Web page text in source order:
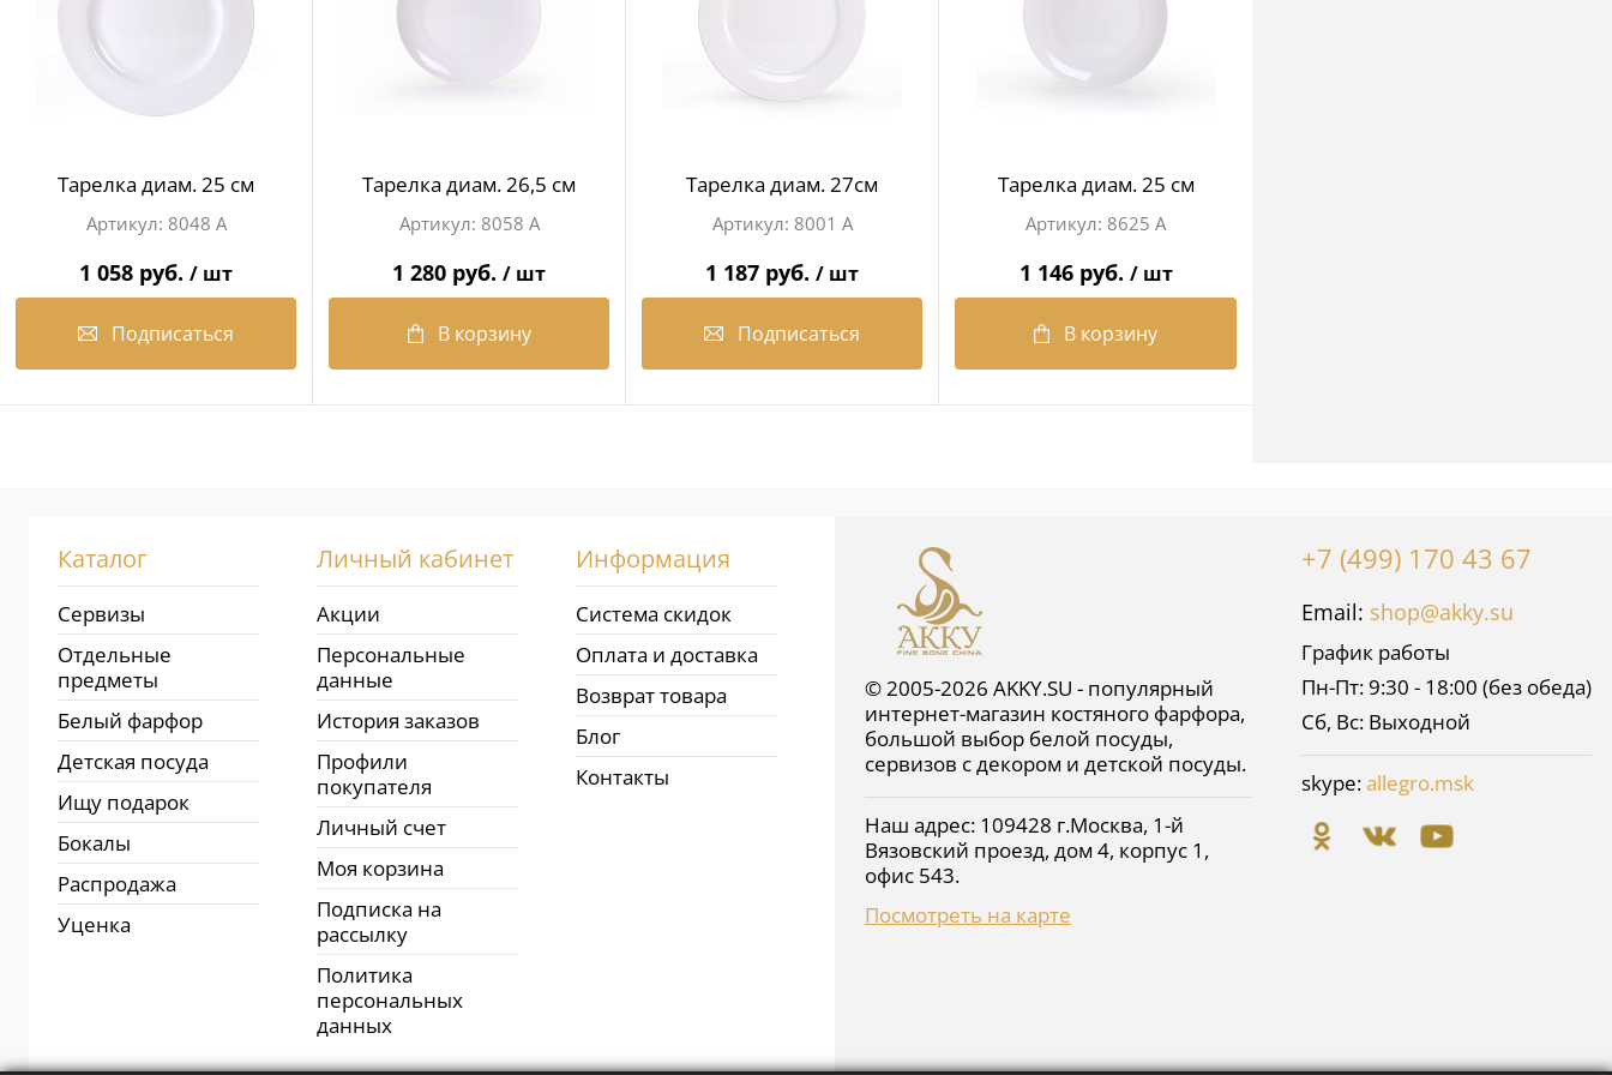
Тарелка диам. 25 см
8048 А
1 058 руб. / шт
Подписаться
В избранное
Тарелка диам. 26,5 см
8058 А
1 280 руб. / шт
В корзину
В избранное
Тарелка диам. 27см
8001 А
1 187 руб. / шт
Подписаться
В избранное
Тарелка диам. 25 см
8625 А
1 146 руб. / шт
В корзину
В избранное
Каталог
Сервизы
Отдельные
предметы
Белый фарфор
Детская посуда
Ищу подарок
Бокалы
Распродажа
Уценка
Личный кабинет
Акции
Персональные
данные
История заказов
Профили
покупателя
Личный счет
Моя корзина
Подписка на
рассылку
Политика
персональных
данных
Информация
Система скидок
Оплата и доставка
Возврат товара
Блог
Контакты
© 2005-2026 AKKY.SU - популярный
интернет-магазин костяного фарфора,
большой выбор белой посуды,
сервизов с декором и детской посуды.
Наш адрес: 109428 г.Москва, 1-й
Вязовский проезд, дом 4, корпус 1,
офис 543.
Посмотреть на карте
+7 (499) 170 43 67
Email: shop@akky.su
График работы
Пн-Пт: 9:30 - 18:00 (без обеда)
Сб, Вс: Выходной
skype:allegro.msk